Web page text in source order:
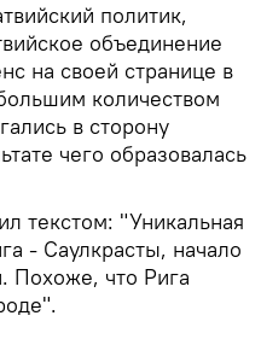
политик,
объединение
на своей странице в
количеством
в сторону
чего образовалась
текстом: "Уникальная
- Саулкрасты, начало
Похоже, что Рига